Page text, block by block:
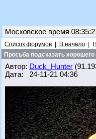
Московское время
Список форумов В начало
Просьба подсказать
Автор: Duck_Hunter
Дата: 24-11-21 04:36